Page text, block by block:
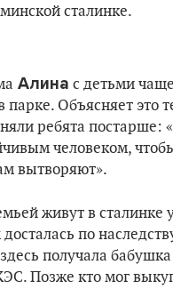
Алина с детьми
парке. Объясняет это
ребята постарше:
человеком,
вытворяют».
живут в сталинке
по
получала
Позже кто мог